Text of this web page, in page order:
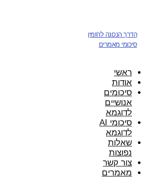
הדרך הנכונה להזמין
סיכומי מאמרים
ראשי
אודות
סיכומים
אנושיים
לדוגמא
סיכומי AI
לדוגמא
שאלות
נפוצות
צור קשר
מאמרים